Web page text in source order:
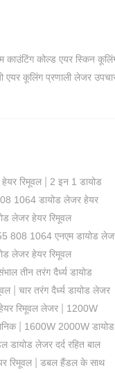
काउंटिंग कोल्ड एयर स्किन
एयर कूलिंग प्रणाली लेजर
रिमूवल| 2 इन 1 डायोड
1064 डायोड लेजर हेयर
लेजर हेयर रिमूवल
808 1064 एनएम डायोड
लेजर हेयर रिमूवल
तीन तरंग दैर्ध्य डायोड
| चार तरंग दैर्ध्य डायोड लेजर
रिमूवल लेजर| 1200W
| 1600W 2000W डायोड
डायोड लेजर दर्द रहित बाल
रिमूवल| डबल हैंडल के साथ